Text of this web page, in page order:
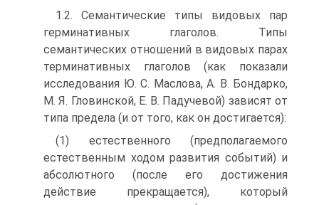
1.2. Семантические типы видовых пар
герминативных глаголов. Типы
семантических отношений в видовых парах
терминативных глаголов (как показали
исследования Ю. С. Маслова, А. В. Бондарко,
М. Я. Гловинской, Е. В. Падучевой) зависят от
типа предела (и от того, как он до­стигается):
(1) естественного (предполагаемого
естественным ходом развития собы­тий) и
абсолютного (после его достижения
действие прекращается), кото­рый